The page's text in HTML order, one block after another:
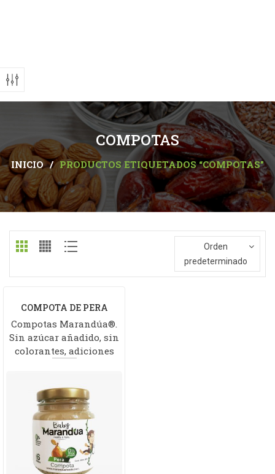
COMPOTAS
INICIO / PRODUCTOS ETIQUETADOS “COMPOTAS”
Orden
predeterminado
COMPOTA DE PERA
Compotas Marandúa®.
Sin azúcar añadido, sin
colorantes, adiciones